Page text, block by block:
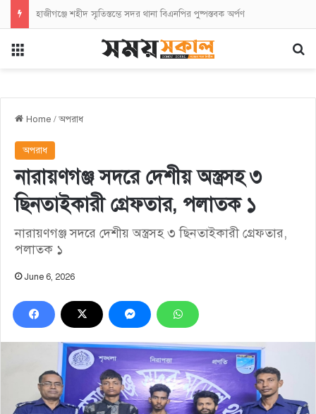
হাজীগঞ্জে শহীদ স্মৃতিস্তম্ভে সদর থানা বিএনপির পুষ্পস্তবক অর্পণ
Home /অপরাধ
অপরাধ
নারায়ণগঞ্জ সদরে দেশীয় অস্ত্রসহ ৩
ছিনতাইকারী গ্রেফতার, পলাতক ১
নারায়ণগঞ্জ সদরে দেশীয় অস্ত্রসহ ৩ ছিনতাইকারী গ্রেফতার,
পলাতক ১
June 6, 2026